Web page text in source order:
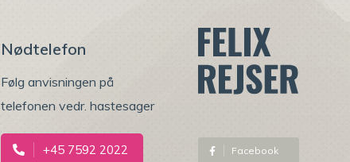
Nødtelefon
Følg anvisningen på
telefonen vedr. hastesager
+45 7592 2022 Facebook